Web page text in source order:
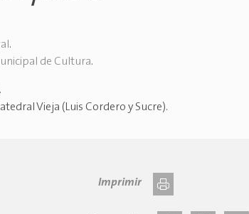
.
de Cultura.
.
Vieja (Luis Cordero y Sucre).
Imprimir